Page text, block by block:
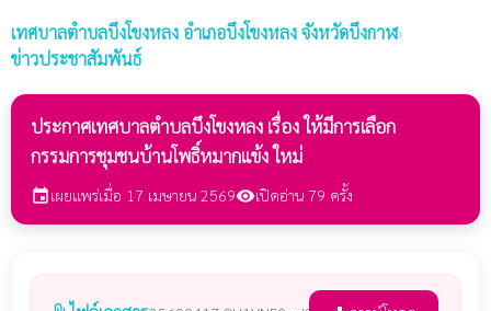
เทศบาลตำบลบึงโขงหลง อำเภอบึงโขงหลง จังหวัดบึงกาฬ›
ข่าวประชาสัมพันธ์
ประกาศเทศบาลตำบลบึงโขงหลง เรื่อง ให้มีการเลือก
กรรมการชุมชนบ้านโพธิ์หมากแข้ง ใหม่
eventเผยแพร่เมื่อ 17 เมษายน 2569visibilityเปิดอ่าน 79 ครั้ง